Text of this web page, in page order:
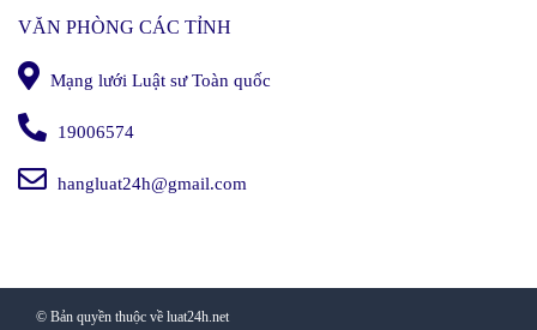
VĂN PHÒNG CÁC TỈNH
Mạng lưới Luật sư Toàn quốc
19006574
hangluat24h@gmail.com
© Bản quyền thuộc về luat24h.net